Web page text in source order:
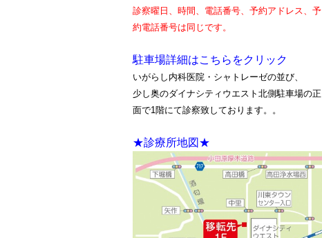
診察曜日、時間、電話番号、予約アドレス、予
約電話番号は同じです。
駐車場詳細はこちらをクリック
いがらし内科医院・シャトレーゼの並び、
少し奥のダイナシティウエスト北側駐車場の正
面で1階にて診察致しております。。
★診療所地図★